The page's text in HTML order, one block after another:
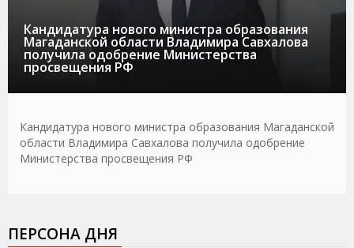
Кандидатура нового министра образования
Магаданской области Владимира Савхалова
получила одобрение Министерства
просвещения РФ
Кандидатура нового министра образования Магаданской
области Владимира Савхалова получила одобрение
Министерства просвещения РФ
ПЕРСОНА ДНЯ